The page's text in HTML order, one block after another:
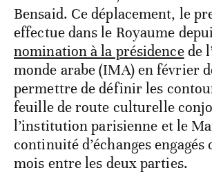
Bensaid. Ce déplacement, le
effectue dans le Royaume
nomination à la présidencede
monde arabe (IMA) en février
permettre de définir les
feuille de route culturelle
l’institution parisienne et le
continuité d’échanges engagés
mois entre les deux parties.